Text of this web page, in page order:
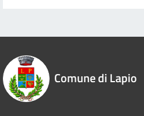
Comune di Lapio